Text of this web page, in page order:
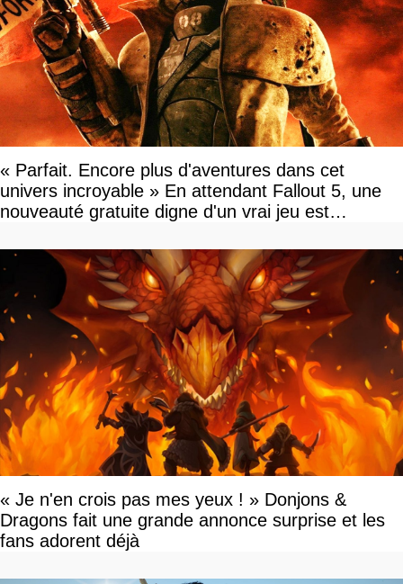
« Parfait. Encore plus d'aventures dans cet
univers incroyable » En attendant Fallout 5, une
nouveauté gratuite digne d'un vrai jeu est
« Je n'en crois pas mes yeux ! » Donjons &
Dragons fait une grande annonce surprise et les
fans adorent déjà